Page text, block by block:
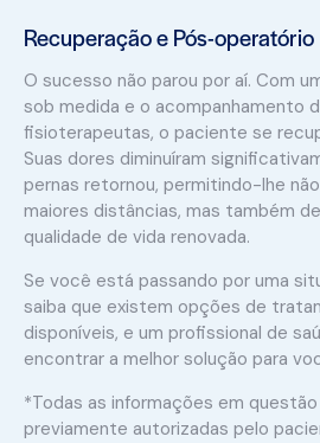
Recuperação e Pós-operatório
O sucesso não parou por aí. Com
sob medida e o acompanhamento
fisioterapeutas, o paciente se
Suas dores diminuíram
pernas retornou, permitindo-lhe
maiores distâncias, mas também
qualidade de vida renovada.
Se você está passando por uma
saiba que existem opções de
disponíveis, e um profissional de
encontrar a melhor solução para
*Todas as informações em
previamente autorizadas pelo